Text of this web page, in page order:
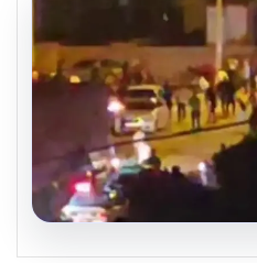
03.08.2026